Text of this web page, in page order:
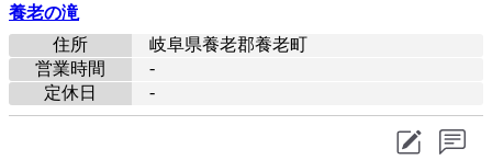
養老の滝
住所
岐阜県養老郡養老町
営業時間
-
定休日
-